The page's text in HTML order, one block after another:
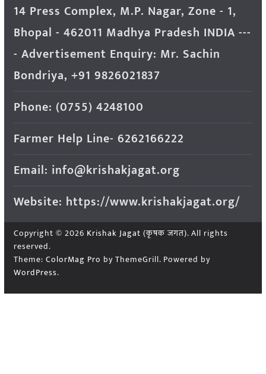
14 Press Complex, M.P. Nagar, Zone - 1,
Bhopal - 462011 Madhya Pradesh INDIA ---
- Advertisement Enquiry: Mr. Sachin
Bondriya, +91 9826021837
Phone: (0755) 4248100
Farmer Help Line- 6262166222
Email: info@krishakjagat.org
Website: https://www.krishakjagat.org/
Copyright © 2026 Krishak Jagat (कृषक जगत). All rights
reserved.
Theme: ColorMag Pro by ThemeGrill. Powered by
WordPress.